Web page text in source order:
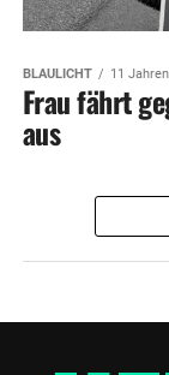
BLAULICHT 11
Frau fährt
aus